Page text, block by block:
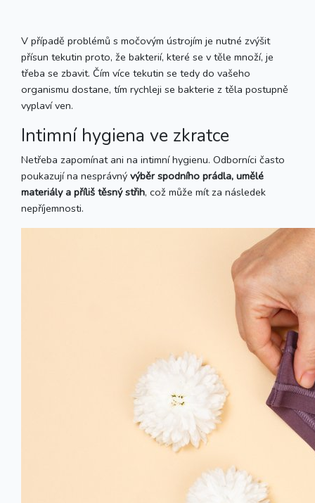
V případě problémů s močovým ústrojím je nutné zvýšit
přísun tekutin proto, že bakterií, které se v těle množí, je
třeba se zbavit. Čím více tekutin se tedy do vašeho
organismu dostane, tím rychleji se bakterie z těla postupně
vyplaví ven.
Intimní hygiena ve zkratce
Netřeba zapomínat ani na intimní hygienu. Odborníci často
poukazují na nesprávný výběr spodního prádla, umělé
materiály a příliš těsný střih, což může mít za následek
nepříjemnosti.